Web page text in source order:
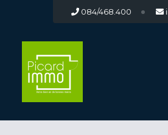
084/468.400